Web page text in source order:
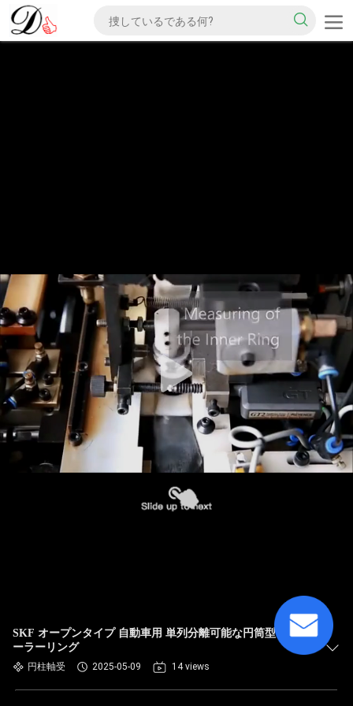
SKF オープンタイプ 自動車用 単列分離可能な円筒型ローラ
ーラーリング
円柱軸受 2025-05-09 14 views